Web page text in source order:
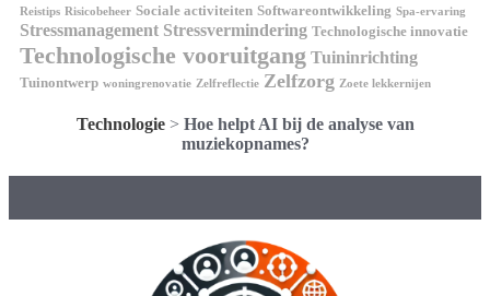
Reistips Risicobeheer Sociale activiteiten Softwareontwikkeling Spa-ervaring
Stressmanagement Stressvermindering Technologische innovatie
Technologische vooruitgang Tuininrichting
Tuinontwerp woningrenovatie Zelfreflectie Zelfzorg Zoete lekkernijen
Technologie> Hoe helpt AI bij de analyse van
muziekopnames?